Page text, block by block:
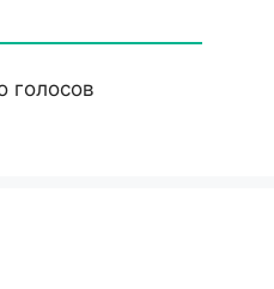
голосов